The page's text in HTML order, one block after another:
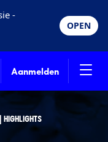
-
OPEN
Aanmelden
HIGHLIGHTS